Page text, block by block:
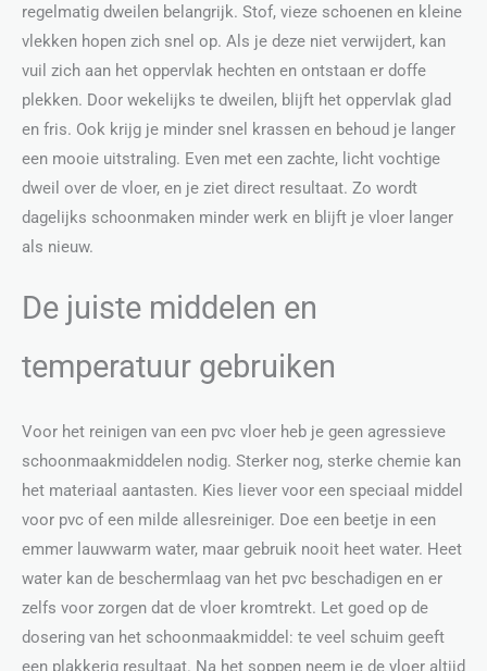
regelmatig dweilen belangrijk. Stof, vieze schoenen en kleine
vlekken hopen zich snel op. Als je deze niet verwijdert, kan
vuil zich aan het oppervlak hechten en ontstaan er doffe
plekken. Door wekelijks te dweilen, blijft het oppervlak glad
en fris. Ook krijg je minder snel krassen en behoud je langer
een mooie uitstraling. Even met een zachte, licht vochtige
dweil over de vloer, en je ziet direct resultaat. Zo wordt
dagelijks schoonmaken minder werk en blijft je vloer langer
als nieuw.
De juiste middelen en
temperatuur gebruiken
Voor het reinigen van een pvc vloer heb je geen agressieve
schoonmaakmiddelen nodig. Sterker nog, sterke chemie kan
het materiaal aantasten. Kies liever voor een speciaal middel
voor pvc of een milde allesreiniger. Doe een beetje in een
emmer lauwwarm water, maar gebruik nooit heet water. Heet
water kan de beschermlaag van het pvc beschadigen en er
zelfs voor zorgen dat de vloer kromtrekt. Let goed op de
dosering van het schoonmaakmiddel: te veel schuim geeft
een plakkerig resultaat. Na het soppen neem je de vloer altijd